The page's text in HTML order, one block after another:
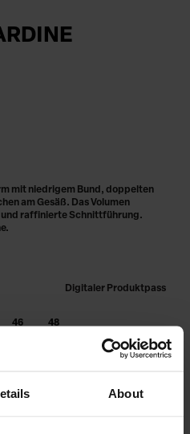
About
Digitaler Produktpass
46 48
mit niedrigem Bund, doppelten
am Gesäß. Das Volumen
raffinierte Schnittführung.